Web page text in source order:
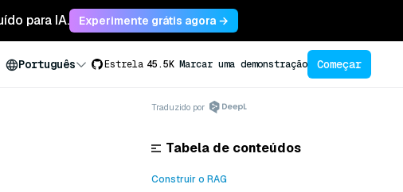
para IA. Experimente grátis agora →
Português Estrela 45.5K Marcar uma demonstração Começar
Traduzido por
Tabela de conteúdos
Construir o RAG